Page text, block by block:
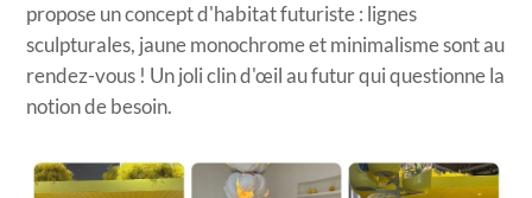
propose un concept d'habitat futuriste : lignes
sculpturales, jaune monochrome et minimalisme sont au
rendez-vous ! Un joli clin d'œil au futur qui questionne la
notion de besoin.